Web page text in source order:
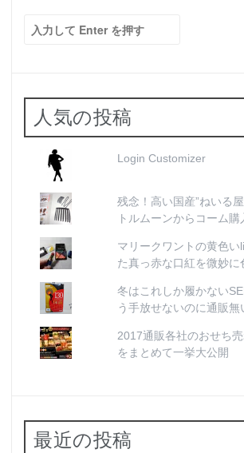
索:
人気の投稿
Login Customizer
残念！高い国産”ねいる
トルムーンからコーム購
マリークワントの黄色い
た真っ赤な口紅を微妙に
冬はこれしか履かない
う手放せないのに通販無
2017通販各社のおせち
をまとめて一挙大公開
最近の投稿